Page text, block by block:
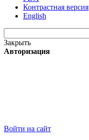
Контрастная версия
English
Закрыть
Авторизация
Войти на сайт